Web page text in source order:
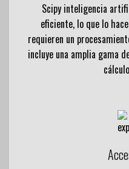
Scipy inteligencia
eficiente, lo que lo
requieren un
incluye una amplia gama